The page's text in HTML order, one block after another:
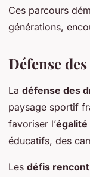
Ces parcours
générations,
Défense
La défense des
paysage sportif
favoriser l’égalité
éducatifs, des
Les défis